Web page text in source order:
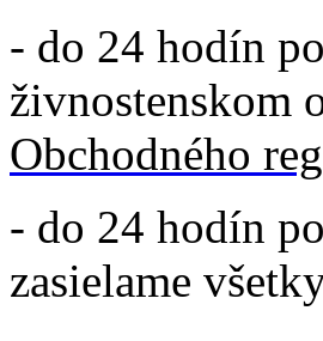
- do 24 hodín
živnostenskom
Obchodného
- do 24 hodín
zasielame